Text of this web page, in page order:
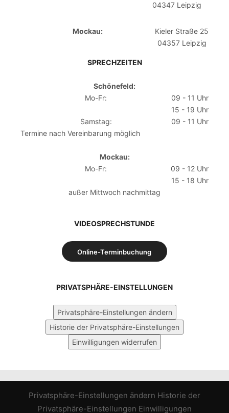
04347 Leipzig
Mockau:
Kieler Straße 25
04357 Leipzig
SPRECHZEITEN
Schönefeld:
Mo-Fr:
09 - 11 Uhr
15 - 19 Uhr
Samstag:
09 - 11 Uhr
Termine nach Vereinbarung möglich
Mockau:
Mo-Fr:
09 - 12 Uhr
15 - 18 Uhr
außer Mittwoch nachmittag
VIDEOSPRECHSTUNDE
Online-Terminbuchung
PRIVATSPHÄRE-EINSTELLUNGEN
Privatsphäre-Einstellungen ändern
Historie der Privatsphäre-Einstellungen
Einwilligungen widerrufen
Privatsphäre-Einstellungen ändern Historie der
Privatsphäre-Einstellungen Einwilligungen